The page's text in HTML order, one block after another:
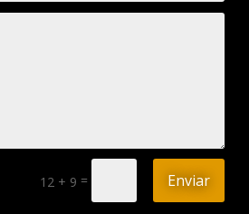
12 + 9 = Enviar